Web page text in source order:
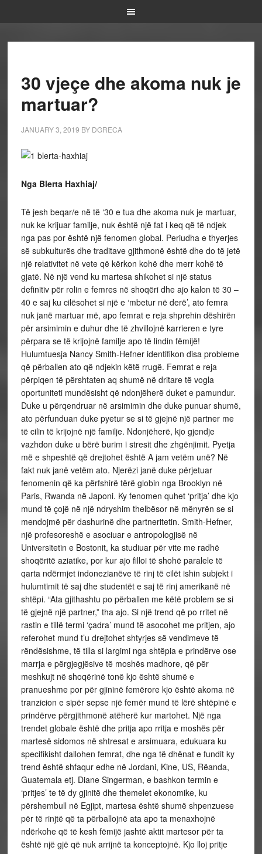
30 vjeçe dhe akoma nuk je
martuar?
JANUARY 3, 2019 BY DGRECA
Nga Blerta Haxhiaj/
Të jesh beqar/e në të ‘30 e tua dhe akoma nuk je martuar,
nuk ke krijuar familje, nuk është një fat i keq që të ndjek
nga pas por është një fenomen global. Periudha e thyerjes
së subkulturës dhe traditave gjithmonë është dhe do të jetë
një relativitet në vete që kërkon kohë dhe merr kohë të
gjatë. Në një vend ku martesa shikohet si një status
definitiv për rolin e femres në shoqëri dhe ajo kalon të 30 –
40 e saj ku cilësohet si një e ‘mbetur në derë’, ato femra
nuk janë martuar më, apo femrat e reja shprehin dëshirën
për arsimimin e duhur dhe të zhvillojnë karrieren e tyre
përpara se të krijojnë familje apo të lindin fëmijë!
Hulumtuesja Nancy Smith-Hefner identifikon disa probleme
që përballen ato që ndjekin këtë rrugë. Femrat e reja
përpiqen të përshtaten aq shumë në dritare të vogla
oportuniteti mundësisht që ndonjëherë duket e pamundur.
Duke u përqendruar në arsimimin dhe duke punuar shumë,
ato përfunduan duke pyetur se si të gjejnë një partner me
të cilin të krijojnë një familje. Ndonjëherë, kjo gjendje
vazhdon duke u bërë burim i stresit dhe zhgënjimit. Pyetja
më e shpeshtë që drejtohet është A jam vetëm unë? Në
fakt nuk janë vetëm ato. Njerëzi janë duke përjetuar
fenomenin që ka përfshirë tërë globin nga Brooklyn në
Paris, Rwanda në Japoni. Ky fenomen quhet ‘pritja’ dhe kjo
mund të çojë në një ndryshim thelbësor në mënyrën se si
mendojmë për dashurinë dhe partneritetin. Smith-Hefner,
një profesoreshë e asociuar e antropologjisë në
Universitetin e Bostonit, ka studiuar për vite me radhë
shoqëritë aziatike, por kur ajo filloi të shohë paralele të
qarta ndërmjet indonezianëve të rinj të cilët ishin subjekt i
hulumtimit të saj dhe studentët e saj të rinj amerikanë në
shtëpi. “Ata gjithashtu po përballen me këtë problem se si
të gjejnë një partner,” tha ajo. Si një trend që po rritet në
rastin e tillë termi ‘çadra’ mund të asocohet me pritjen, ajo
referohet mund t’u drejtohet shtyrjes së vendimeve të
rëndësishme, të tilla si largimi nga shtëpia e prindërve ose
marrja e përgjegjësive të moshës madhore, që për
meshkujt në shoqërinë tonë kjo është shumë e
pranueshme por për gjininë femërore kjo është akoma në
tranzicion e sipër sepse një femër mund të lërë shtëpinë e
prindërve përgjithmonë atëherë kur martohet. Një nga
trendet globale është dhe pritja apo rritja e moshës për
martesë sidomos në shtresat e arsimuara, edukuara ku
specifikisht dallohen femrat, dhe nga të dhënat e fundit ky
trend është shfaqur edhe në Jordani, Kine, US, Rëanda,
Guatemala etj. Diane Singerman, e bashkon termin e
‘pritjes’ te të dy gjinitë dhe themelet ekonomike, ku
përshembull në Egjipt, martesa është shumë shpenzuese
për të rinjtë që ta përballojnë ata apo ta menaxhojnë
ndërkohe që të kesh fëmijë jashtë aktit martesor për ta
është një gjë që nuk arrijnë ta konceptojnë. Kjo lloj pritje